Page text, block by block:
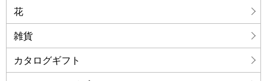
花
雑貨
カタログギフト